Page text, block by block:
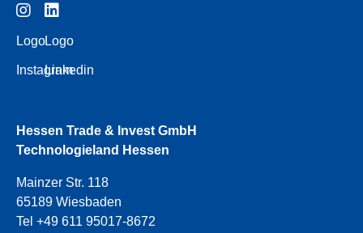
Logo
Instagram
Logo
Linkedin
Hessen Trade & Invest GmbH
Technologieland Hessen
Mainzer Str. 118
65189 Wiesbaden
Tel +49 611 95017-8672